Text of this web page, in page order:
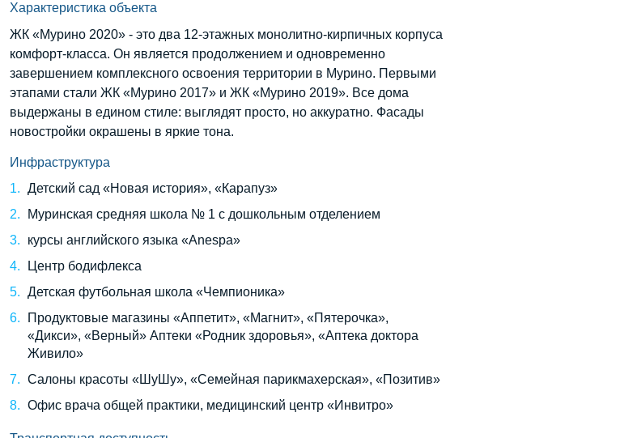
Характеристика объекта
ЖК «Мурино 2020» - это два 12-этажных монолитно-кирпичных корпуса
комфорт-класса. Он является продолжением и одновременно
завершением комплексного освоения территории в Мурино. Первыми
этапами стали ЖК «Мурино 2017» и ЖК «Мурино 2019». Все дома
выдержаны в едином стиле: выглядят просто, но аккуратно. Фасады
новостройки окрашены в яркие тона.
Инфраструктура
Детский сад «Новая история», «Карапуз»
Муринская средняя школа № 1 с дошкольным отделением
курсы английского языка «Anespa»
Центр бодифлекса
Детская футбольная школа «Чемпионика»
Продуктовые магазины «Аппетит», «Магнит», «Пятерочка»,
«Дикси», «Верный» Аптеки «Родник здоровья», «Аптека доктора
Живило»
Салоны красоты «ШуШу», «Семейная парикмахерская», «Позитив»
Офис врача общей практики, медицинский центр «Инвитро»